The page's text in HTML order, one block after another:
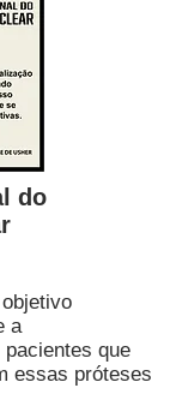
do
a
que
essas próteses